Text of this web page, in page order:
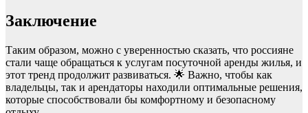
Заключение
Таким образом, можно с уверенностью сказать, что россияне
стали чаще обращаться к услугам посуточной аренды жилья, и
этот тренд продолжит развиваться. 🌟 Важно, чтобы как
владельцы, так и арендаторы находили оптимальные решения,
которые способствовали бы комфортному и безопасному